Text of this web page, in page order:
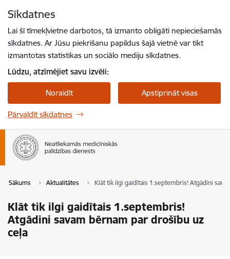
Sīkdatnes
Lai šī tīmekļvietne darbotos, tā izmanto obligāti nepieciešamās
sīkdatnes. Ar Jūsu piekrišanu papildus šajā vietnē var tikt
izmantotas statistikas un sociālo mediju sīkdatnes.
Lūdzu, atzīmējiet savu izvēli:
Noraidīt Apstiprināt visas
Pārvaldīt sīkdatnes
Sākums Aktualitātes Klāt tik ilgi gaidītais 1.septembris! Atgādini
Klāt tik ilgi gaidītais 1.septembris!
Atgādini savam bērnam par drošību uz
ceļa